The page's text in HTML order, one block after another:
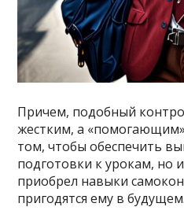
Причем, подобный
жестким, а
том, чтобы обеспечить
подготовки к урокам, но
приобрел навыки
пригодятся ему в будущем.